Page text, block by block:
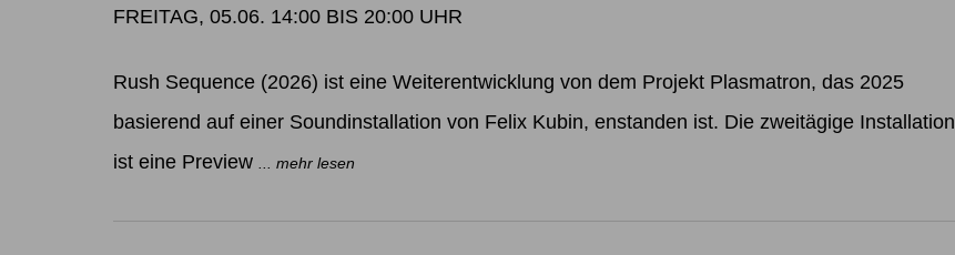
FREITAG, 05.06. 14:00 BIS 20:00 UHR
Rush Sequence (2026) ist eine Weiterentwicklung von dem Projekt Plasmatron, das 2025
basierend auf einer Soundinstallation von Felix Kubin, enstanden ist. Die zweitägige Installation
ist eine Preview
... mehr lesen